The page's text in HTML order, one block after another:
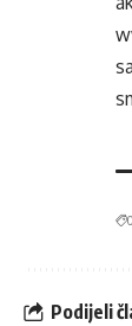
Podijeli